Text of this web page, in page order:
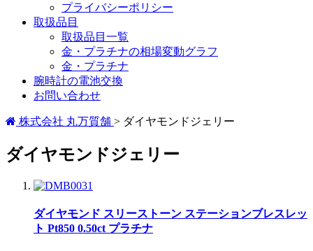
プライバシーポリシー
取扱品目
取扱品目一覧
金・プラチナの相場変動グラフ
金・プラチナ
腕時計の電池交換
お問い合わせ
株式会社 丸万質舗 > ダイヤモンドジェリー
ダイヤモンドジェリー
ダイヤモンド スリーストーン ステーションブレスレッ
ト Pt850 0.50ct プラチナ